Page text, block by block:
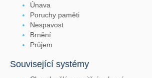
Únava
Poruchy paměti
Nespavost
Brnění
Průjem
Související systémy